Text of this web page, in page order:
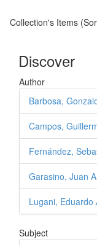
Collection's Items
Discover
Author
Barbosa,
Campos,
Fernández,
Garasino, Juan
Lugani, Eduardo
Subject